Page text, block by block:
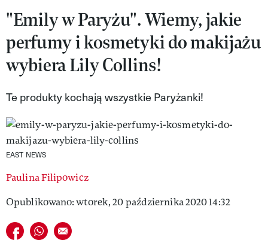
Nasze akcje
VIVA!ART
VIVA!MODA
VIVA!PEOPLE POWER
"Emily w Paryżu". Wiemy, jakie
perfumy i kosmetyki do makijażu
wybiera Lily Collins!
Te produkty kochają wszystkie Paryżanki!
EAST NEWS
Paulina Filipowicz
Opublikowano: wtorek, 20 października 2020 14:32
Udostępnij na facebook
Udostępnij na whatsapp
E-mail do przyjaciela